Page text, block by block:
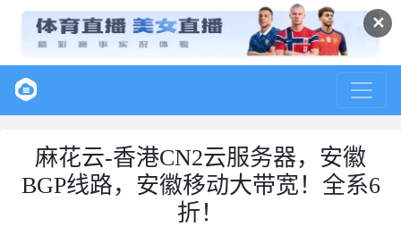
✕
麻花云-香港CN2云服务器，安徽
BGP线路，安徽移动大带宽！全系6
折！